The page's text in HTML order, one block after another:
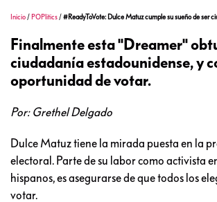
Inicio / POPlitics /#ReadyToVote: Dulce Matuz cumple su sueño de ser
Finalmente esta "Dreamer"
ciudadanía estadounidense, y
oportunidad de votar.
Por: Grethel Delgado
Dulce Matuz tiene la mirada puesta en la
electoral. Parte de su labor como activista
hispanos, es asegurarse de que todos los
votar.